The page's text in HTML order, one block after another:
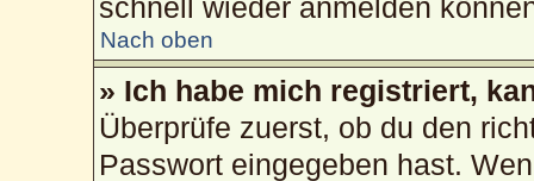
schnell wieder anmelden
Nach oben
» Ich habe mich registriert,
Überprüfe zuerst, ob du den
Passwort eingegeben hast.